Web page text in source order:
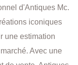
d'Antiques Mc.
iconiques
une estimation
Avec une